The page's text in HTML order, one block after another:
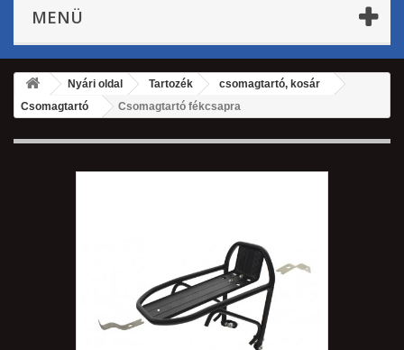
MENÜ
Nyári oldal Tartozék
csomagtartó, kosár
Csomagtartó
Csomagtartó fékcsapra